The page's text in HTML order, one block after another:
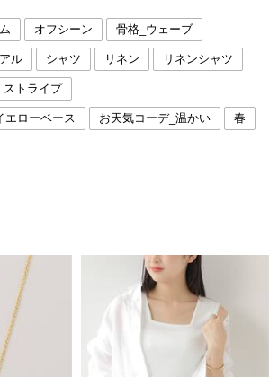
オフシーン 骨格_ウェーブ
ル シャツ リネン リネンシャツ
ストライプ
エローベース お天気コーデ_温かい 春